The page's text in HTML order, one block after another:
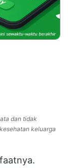
dan tidak
keluarga